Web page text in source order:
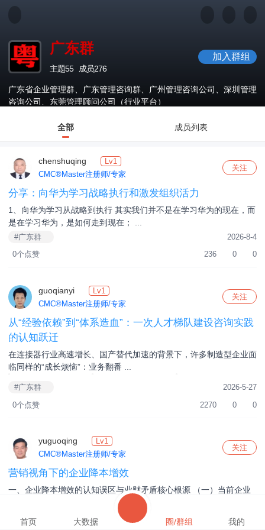
广东群
主题55 成员276
加入群组
广东省企业管理群、广东管理咨询群、广州管理咨询公司、深圳管理
咨询公司、东莞管理顾问公司（行业平台）
全部 成员列表
chenshuqing
Lv1
CMC®Master注册师/专家
关注
分享：向华为学习战略执行和激发组织活力
1、向华为学习从战略到执行 其实我们并不是在学习华为的现在，而
是在学习华为，是如何走到现在； ...
#广东群
2026-8-4
0个点赞
236 0 0
guoqianyi
Lv1
CMC®Master注册师/专家
关注
从“经验依赖”到“体系造血”：一次人才梯队建设咨询实践
的认知跃迁
在连接器行业高速增长、国产替代加速的背景下，许多制造型企业面
临同样的“成长烦恼”：业务翻番 ...
#广东群
2026-5-27
0个点赞
2270 0 0
yuguoqing
Lv1
CMC®Master注册师/专家
关注
营销视角下的企业降本增效
一、企业降本增效的认知误区与业财矛盾核心根源 （一）当前企业
降本增效的三大核心认知误区 在 ...
#广东群 2026-5-26
首页 大数据 圈/群组 我的